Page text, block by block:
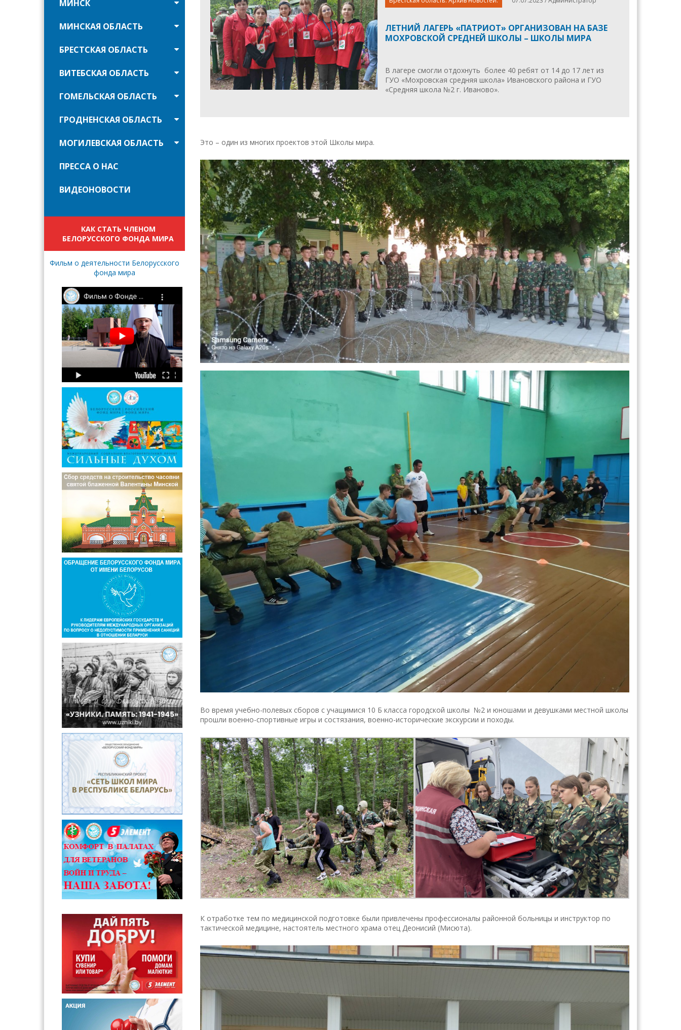
МИНСК
МИНСКАЯ ОБЛАСТЬ
БРЕСТСКАЯ ОБЛАСТЬ
ВИТЕБСКАЯ ОБЛАСТЬ
ГОМЕЛЬСКАЯ ОБЛАСТЬ
ГРОДНЕНСКАЯ ОБЛАСТЬ
МОГИЛЕВСКАЯ ОБЛАСТЬ
ПРЕССА О НАС
ВИДЕОНОВОСТИ
КАК СТАТЬ ЧЛЕНОМ
БЕЛОРУССКОГО ФОНДА МИРА
Фильм о деятельности Белорусского
фонда мира
ЛЕТНИЙ ЛАГЕРЬ «ПАТРИОТ» ОРГАНИЗОВАН НА БАЗЕ
МОХРОВСКОЙ СРЕДНЕЙ ШКОЛЫ – ШКОЛЫ МИРА
В лагере смогли отдохнуть более 40 ребят от 14 до 17 лет из
ГУО «Мохровская средняя школа» Ивановского района и ГУО
«Средняя школа №2 г. Иваново».
Это – один из многих проектов этой Школы мира.
Во время учебно-полевых сборов с учащимися 10 Б класса городской школы №2 и юношами и девушками местной школы
прошли военно-спортивные игры и состязания, военно-исторические экскурсии и походы.
К отработке тем по медицинской подготовке были привлечены профессионалы районной больницы и инструктор по
тактической медицине, настоятель местного храма отец Деонисий (Мисюта).